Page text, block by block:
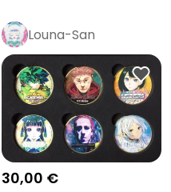
Louna-San
30,00 €